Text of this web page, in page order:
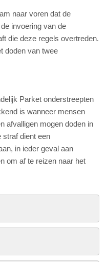
naar voren dat de
invoering van de
die deze regels overtreden.
doden van twee
Parket onderstreepten
is wanneer mensen
afvalligen mogen doden in
straf dient een
in ieder geval aan
om af te reizen naar het